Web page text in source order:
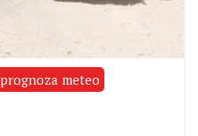
prognoza meteo